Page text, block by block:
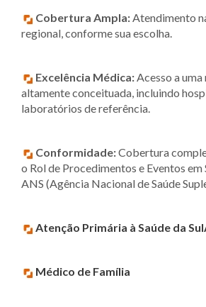
Cobertura Ampla:Atendimento
regional, conforme sua escolha.
Excelência Médica:Acesso a
altamente conceituada, incluindo
laboratórios de referência.
Conformidade:Cobertura
o Rol de Procedimentos e Eventos em
ANS (Agência Nacional de Saúde
Atenção Primária à Saúde da
Médico de Família